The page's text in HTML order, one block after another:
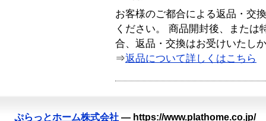
お客様のご都合による返品・交
ください。 商品開封後、または
合、返品・交換はお受けいたし
⇒返品について詳しくはこちら
ぷらっとホーム株式会社 — https://www.plathome.co.jp/